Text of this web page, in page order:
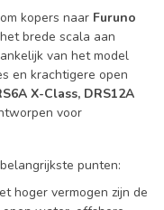
kopers naar Furuno
brede scala aan
van het model
en krachtigere open
X-Class, DRS12A
voor
punten:
hoger vermogen zijn de